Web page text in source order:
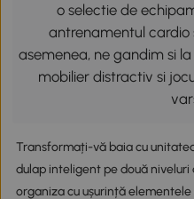
o selectie de
antrenamentul cardio
asemenea, ne gandim si
mobilier distractiv si
Transformați-vă baia cu
dulap inteligent pe două
organiza cu ușurință